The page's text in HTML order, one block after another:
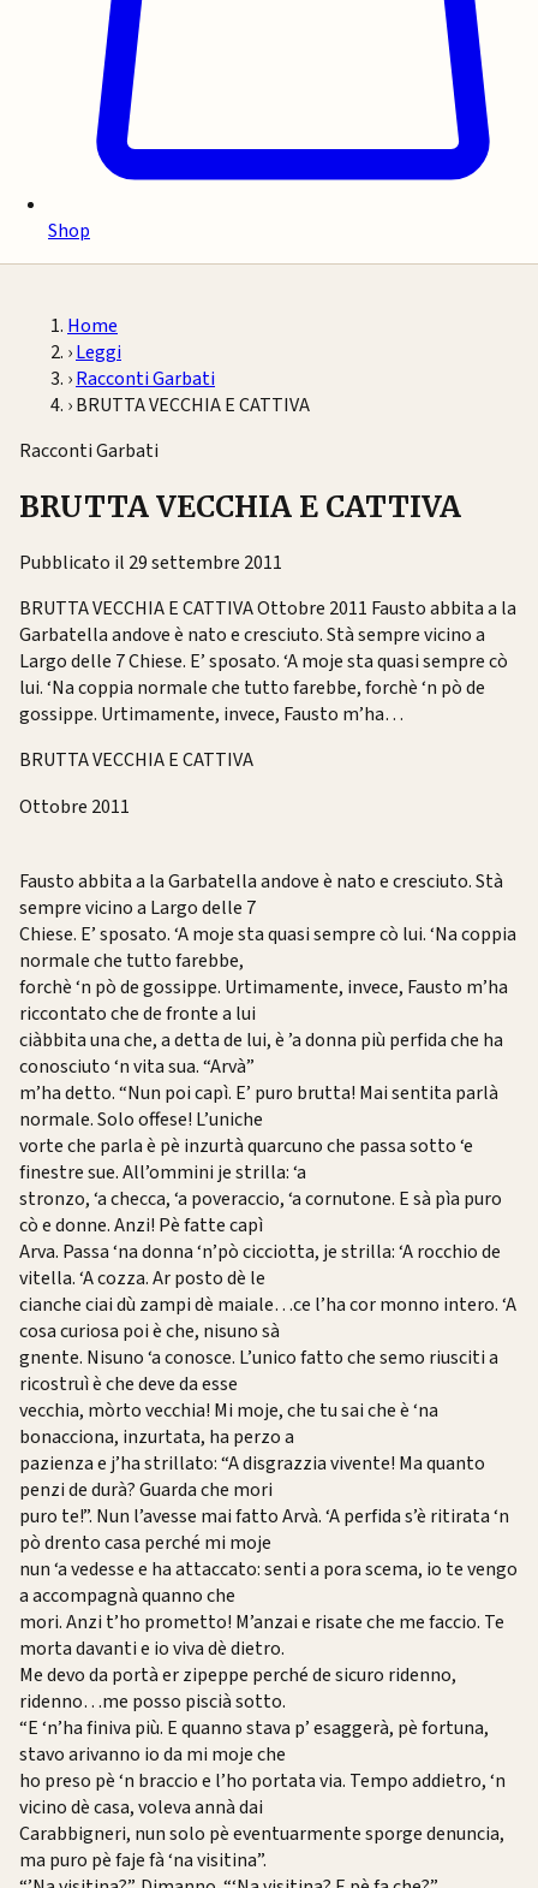
Shop
Home
›Leggi
›Racconti Garbati
›BRUTTA VECCHIA E CATTIVA
Racconti Garbati
BRUTTA VECCHIA E CATTIVA
Pubblicato il 29 settembre 2011
BRUTTA VECCHIA E CATTIVA Ottobre 2011 Fausto abbita a la
Garbatella andove è nato e cresciuto. Stà sempre vicino a
Largo delle 7 Chiese. E’ sposato. ‘A moje sta quasi sempre cò
lui. ‘Na coppia normale che tutto farebbe, forchè ‘n pò de
gossippe. Urtimamente, invece, Fausto m’ha…
BRUTTA VECCHIA E CATTIVA
Ottobre 2011
Fausto abbita a la Garbatella andove è nato e cresciuto. Stà
sempre vicino a Largo delle 7
Chiese. E’ sposato. ‘A moje sta quasi sempre cò lui. ‘Na coppia
normale che tutto farebbe,
forchè ‘n pò de gossippe. Urtimamente, invece, Fausto m’ha
riccontato che de fronte a lui
ciàbbita una che, a detta de lui, è ’a donna più perfida che ha
conosciuto ‘n vita sua. “Arvà”
m’ha detto. “Nun poi capì. E’ puro brutta! Mai sentita parlà
normale. Solo offese! L’uniche
vorte che parla è pè inzurtà quarcuno che passa sotto ‘e
finestre sue. All’ommini je strilla: ‘a
stronzo, ‘a checca, ‘a poveraccio, ‘a cornutone. E sà pìa puro
cò e donne. Anzi! Pè fatte capì
Arva. Passa ‘na donna ‘n’pò cicciotta, je strilla: ‘A rocchio de
vitella. ‘A cozza. Ar posto dè le
cianche ciai dù zampi dè maiale…ce l’ha cor monno intero. ‘A
cosa curiosa poi è che, nisuno sà
gnente. Nisuno ‘a conosce. L’unico fatto che semo riusciti a
ricostruì è che deve da esse
vecchia, mòrto vecchia! Mi moje, che tu sai che è ‘na
bonacciona, inzurtata, ha perzo a
pazienza e j’ha strillato: “A disgrazzia vivente! Ma quanto
penzi de durà? Guarda che mori
puro te!”. Nun l’avesse mai fatto Arvà. ‘A perfida s’è ritirata ‘n
pò drento casa perché mi moje
nun ‘a vedesse e ha attaccato: senti a pora scema, io te vengo
a accompagnà quanno che
mori. Anzi t’ho prometto! M’anzai e risate che me faccio. Te
morta davanti e io viva dè dietro.
Me devo da portà er zipeppe perché de sicuro ridenno,
ridenno…me posso piscià sotto.
“E ‘n’ha finiva più. E quanno stava p’ esaggerà, pè fortuna,
stavo arivanno io da mi moje che
ho preso pè ‘n braccio e l’ho portata via. Tempo addietro, ‘n
vicino dè casa, voleva annà dai
Carabbigneri, nun solo pè eventuarmente sporge denuncia,
ma puro pè faje fà ‘na visitina”.